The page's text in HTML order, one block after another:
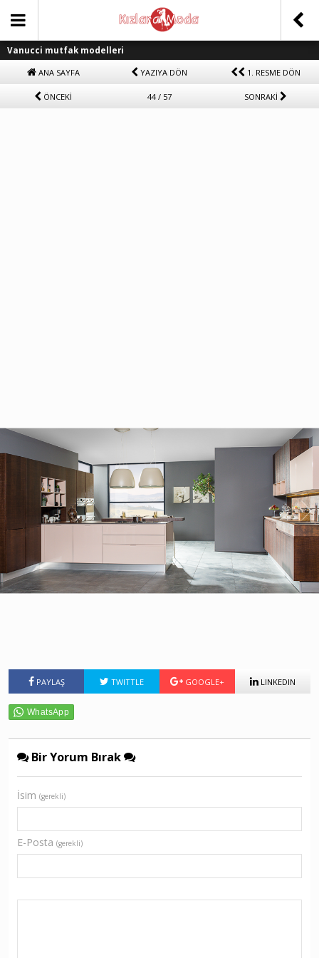
Vanucci mutfak modelleri
ANA SAYFA YAZIYA DÖN 1. RESME DÖN
ÖNCEKİ 44 / 57 SONRAKİ
PAYLAŞ TWITTLE GOOGLE+ LINKEDIN
Bir Yorum Bırak
İsim (gerekli)
E-Posta (gerekli)